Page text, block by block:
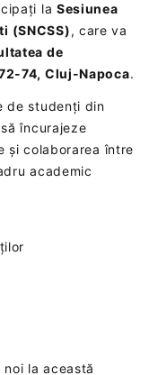
la Sesiunea
(SNCSS), care va
de
74, Cluj-Napoca.
de studenți din
încurajeze
și colaborarea între
academic
la această